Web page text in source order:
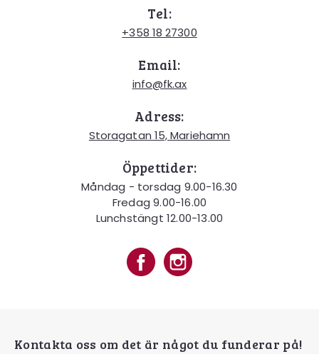
Tel:
+358 18 27300
Email:
info@fk.ax
Adress:
Storagatan 15, Mariehamn
Öppettider:
Måndag - torsdag 9.00-16.30
Fredag 9.00-16.00
Lunchstängt 12.00-13.00
Kontakta oss om det är något du funderar på!